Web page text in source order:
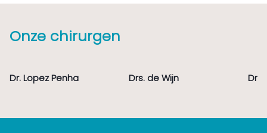
Onze chirurgen
Dr. Lopez Penha Drs. de Wijn Dr.